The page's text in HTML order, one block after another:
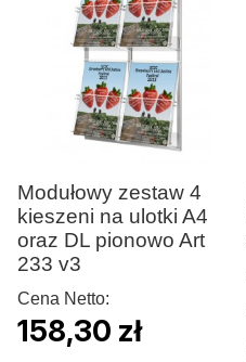
Modułowy zestaw 4
kieszeni na ulotki A4
oraz DL pionowo Art
233 v3
Cena Netto:
158,30 zł